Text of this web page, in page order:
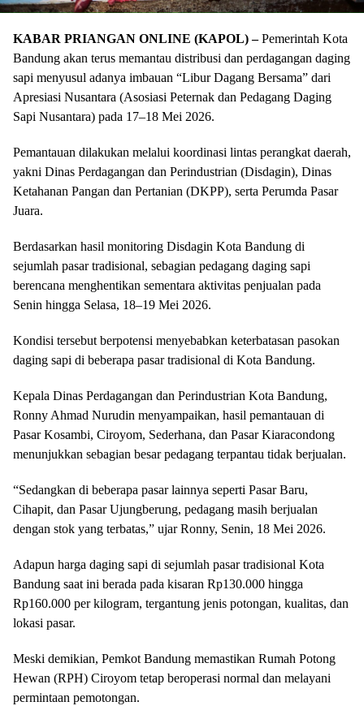
KABAR PRIANGAN ONLINE (KAPOL) –Pemerintah Kota
Bandung akan terus memantau distribusi dan perdagangan daging
sapi menyusul adanya imbauan “Libur Dagang Bersama” dari
Apresiasi Nusantara (Asosiasi Peternak dan Pedagang Daging
Sapi Nusantara) pada 17–18 Mei 2026.
Pemantauan dilakukan melalui koordinasi lintas perangkat daerah,
yakni Dinas Perdagangan dan Perindustrian (Disdagin), Dinas
Ketahanan Pangan dan Pertanian (DKPP), serta Perumda Pasar
Juara.
Berdasarkan hasil monitoring Disdagin Kota Bandung di
sejumlah pasar tradisional, sebagian pedagang daging sapi
berencana menghentikan sementara aktivitas penjualan pada
Senin hingga Selasa, 18–19 Mei 2026.
Kondisi tersebut berpotensi menyebabkan keterbatasan pasokan
daging sapi di beberapa pasar tradisional di Kota Bandung.
Kepala Dinas Perdagangan dan Perindustrian Kota Bandung,
Ronny Ahmad Nurudin menyampaikan, hasil pemantauan di
Pasar Kosambi, Ciroyom, Sederhana, dan Pasar Kiaracondong
menunjukkan sebagian besar pedagang terpantau tidak berjualan.
“Sedangkan di beberapa pasar lainnya seperti Pasar Baru,
Cihapit, dan Pasar Ujungberung, pedagang masih berjualan
dengan stok yang terbatas,” ujar Ronny, Senin, 18 Mei 2026.
Adapun harga daging sapi di sejumlah pasar tradisional Kota
Bandung saat ini berada pada kisaran Rp130.000 hingga
Rp160.000 per kilogram, tergantung jenis potongan, kualitas, dan
lokasi pasar.
Meski demikian, Pemkot Bandung memastikan Rumah Potong
Hewan (RPH) Ciroyom tetap beroperasi normal dan melayani
permintaan pemotongan.